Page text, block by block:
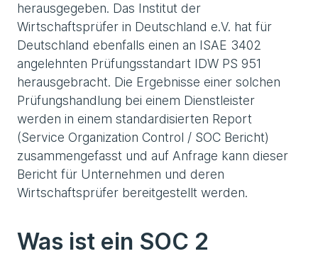
herausgegeben. Das Institut der
Wirtschaftsprüfer in Deutschland e.V. hat für
Deutschland ebenfalls einen an ISAE 3402
angelehnten Prüfungsstandart IDW PS 951
herausgebracht. Die Ergebnisse einer solchen
Prüfungshandlung bei einem Dienstleister
werden in einem standardisierten Report
(Service Organization Control / SOC Bericht)
zusammengefasst und auf Anfrage kann dieser
Bericht für Unternehmen und deren
Wirtschaftsprüfer bereitgestellt werden.
Was ist ein SOC 2